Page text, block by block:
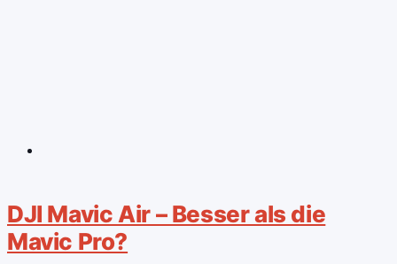
DJI Mavic Air – Besser als die
Mavic Pro?